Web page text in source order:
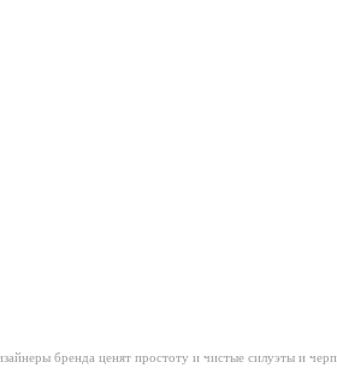
бренда ценят простоту и чистые силуэты и